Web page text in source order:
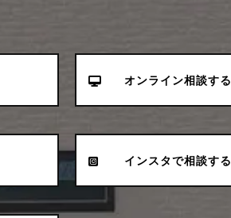
オンライン相談する
インスタで相談する